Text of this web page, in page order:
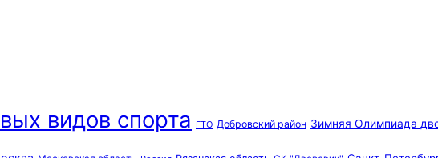
видов спорта ГТО Добровский район Зимняя Олимпиада